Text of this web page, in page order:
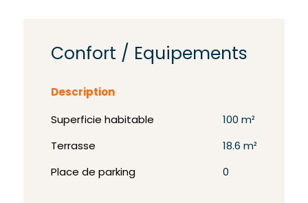
Confort / Equipements
Description
Superficie habitable 100 m²
Terrasse 18.6 m²
Place de parking 0